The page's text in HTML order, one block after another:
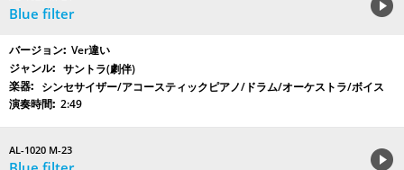
Blue filter
Ver違い
サントラ(劇伴)
シンセサイザー/アコースティックピアノ/ドラム/オーケストラ/ボイス
2:49
AL-1020 M-23